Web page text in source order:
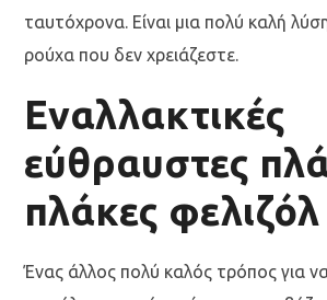
ταυτόχρονα. Είναι μια πολύ καλή
ρούχα που δεν χρειάζεστε.
Εναλλακτικές
εύθραυστες
πλάκες φελιζόλ
Ένας άλλος πολύ καλός τρόπος για